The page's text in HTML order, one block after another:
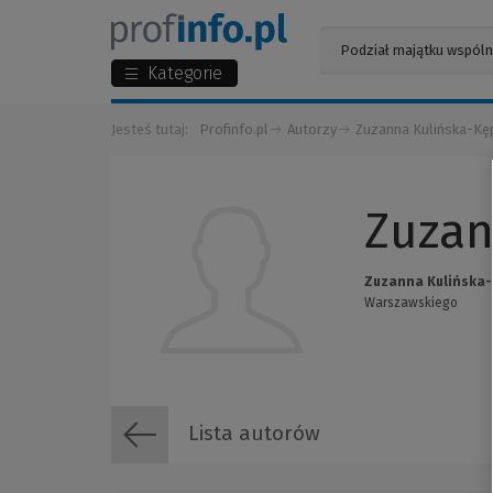
Kategorie
Jesteś tutaj: Profinfo.pl Autorzy Zuzanna Kulińska-
Zuzanna
Warszawskiego
Lista autorów